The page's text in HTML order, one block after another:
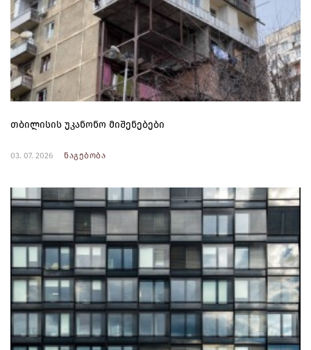
თბილისის უკანონო მიშენებები
03. 07. 2026 ნაგებობა